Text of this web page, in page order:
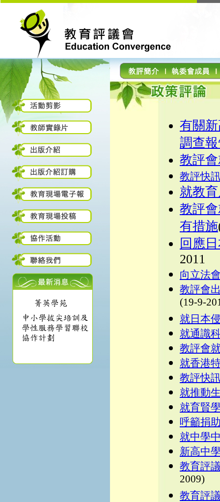
有關
調查
教評
教評快
就教
教評
有措施
回應
2011
向立法
教評會
(19-9-
就日本
就通識
教評會
就香港
教評快
就推動
就育賢
呼籲捐
就中學
新高中
教育評
2009)
教育評